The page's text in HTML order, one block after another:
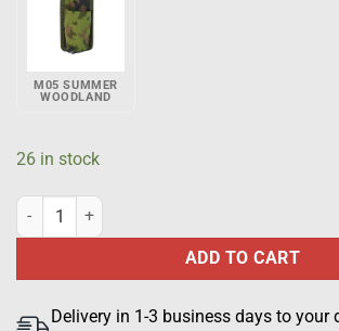
M05 SUMMER
WOODLAND
26 in stock
TETRA phone pouch for Airbus THR9i EN
ADD TO CART
Delivery in 1-3 business days to your